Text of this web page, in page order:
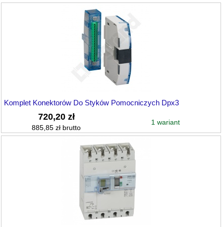
Komplet Konektorów Do Styków Pomocniczych Dpx3
720,20 zł
885,85 zł brutto
1 wariant